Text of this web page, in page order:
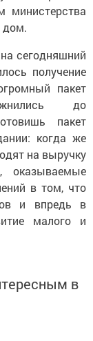
дом.
сегодняшний
получение
пакет
до
пакет
когда же
на выручку
оказываемые
в том, что
и впредь в
малого и
в